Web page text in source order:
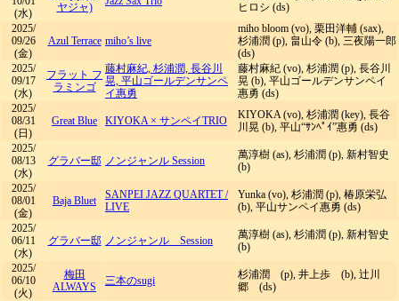
(水)
ヤジャ)
ヒロシ (ds)
2025/
09/26
(金)
Azul Terrace miho’s live
miho bloom (vo), 栗田洋輔 (sax),
杉浦潤 (p), ​畠山令 (b), 三夜陽一郎
(ds)
2025/
09/17
(水)
フラット フ
ラミンゴ
藤村麻紀, 杉浦潤, 長谷川
晃, 平山ゴールデンサンペ
イ惠勇
藤村麻紀 (vo), 杉浦潤 (p), 長谷川
晃 (b), 平山ゴールデンサンペイ
惠勇 (ds)
2025/
08/31
(日)
Great Blue KIYOKA × サンペイTRIO
KIYOKA (vo), 杉浦潤 (key), 長谷
川晃 (b), 平山“ｻﾝﾍﾟｲ”惠勇 (ds)
2025/
08/13
(水)
グラバー邸 ノンジャンル Session
萬淳樹 (as), 杉浦潤 (p), 新村智史
(b)
2025/
08/01
(金)
Baja Bluet SANPEI JAZZ QUARTET/
LIVE
Yunka (vo), 杉浦潤 (p), 椿原栄弘
(b), 平山サンペイ惠勇 (ds)
2025/
06/11
(水)
グラバー邸 ノンジャンル Session
萬淳樹 (as), 杉浦潤 (p), 新村智史
(b)
2025/
06/10
(火)
梅田
ALWAYS
三本のsugi
杉浦潤 (p), 井上歩 (b), 辻川
郷 (ds)